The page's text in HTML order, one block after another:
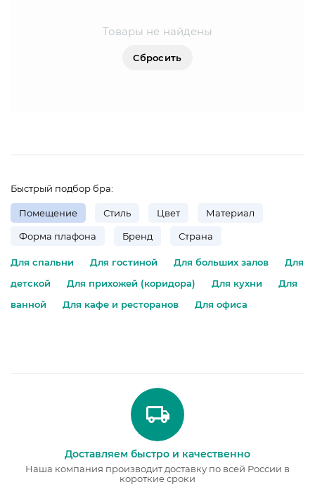
Товары не найдены
Сбросить
Быстрый подбор бра:
Помещение Стиль Цвет Материал
Форма плафона Бренд Страна
Для спальни Для гостиной Для больших залов
Для
детской
Для прихожей (коридора) Для кухни
Для
ванной
Для кафе и ресторанов Для офиса
Доставляем быстро и качественно
Наша компания производит доставку по всей России в
короткие сроки
НОВОГОДНИЕ ТОВАРЫ